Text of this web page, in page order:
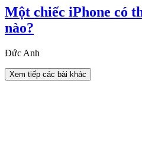
Một chiếc iPhone có
nào?
Đức Anh
Xem tiếp các bài khác